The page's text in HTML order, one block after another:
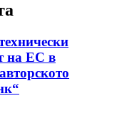
на ЕС в